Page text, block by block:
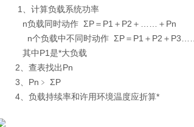
1、计算负载系统功率
n负载同时动作 ΣΡ＝Ρ1＋Ρ2＋……＋Ρn
n个负载中不同时动作 ΣΡ＝Ρ1＋Ρ2＋Ρ3……
其中Ρ1是*大负载
2、查表找出Ρn
3、Ρn﹥ ΣΡ
4、负载持续率和许用环境温度应折算*